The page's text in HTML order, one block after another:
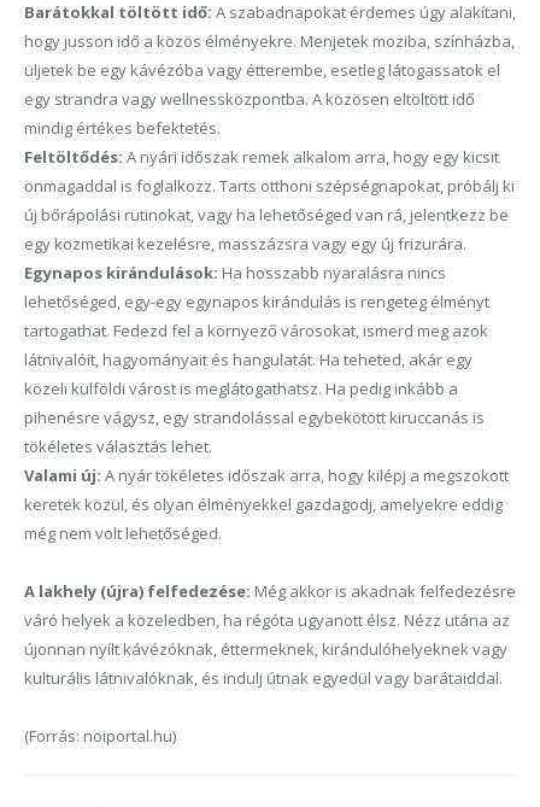
Barátokkal töltött idő: A szabadnapokat érdemes úgy alakítani,
hogy jusson idő a közös élményekre. Menjetek moziba, színházba,
üljetek be egy kávézóba vagy étterembe, esetleg látogassatok el
egy strandra vagy wellnessközpontba. A közösen eltöltött idő
mindig értékes befektetés.
Feltöltődés: A nyári időszak remek alkalom arra, hogy egy kicsit
önmagaddal is foglalkozz. Tarts otthoni szépségnapokat, próbálj ki
új bőrápolási rutinokat, vagy ha lehetőséged van rá, jelentkezz be
egy kozmetikai kezelésre, masszázsra vagy egy új frizurára.
Egynapos kirándulások: Ha hosszabb nyaralásra nincs
lehetőséged, egy-egy egynapos kirándulás is rengeteg élményt
tartogathat. Fedezd fel a környező városokat, ismerd meg azok
látnivalóit, hagyományait és hangulatát. Ha teheted, akár egy
közeli külföldi várost is meglátogathatsz. Ha pedig inkább a
pihenésre vágysz, egy strandolással egybekötött kiruccanás is
tökéletes választás lehet.
Valami új: A nyár tökéletes időszak arra, hogy kilépj a megszokott
keretek közül, és olyan élményekkel gazdagodj, amelyekre eddig
még nem volt lehetőséged.
A lakhely (újra) felfedezése: Még akkor is akadnak felfedezésre
váró helyek a közeledben, ha régóta ugyanott élsz. Nézz utána az
újonnan nyílt kávézóknak, éttermeknek, kirándulóhelyeknek vagy
kulturális látnivalóknak, és indulj útnak egyedül vagy barátaiddal.
(Forrás: noiportal.hu)